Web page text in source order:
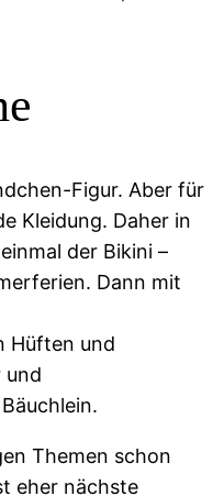
Figur. Aber für
Kleidung. Daher in
der Bikini –
Dann mit
Hüften und
und
Themen schon
eher nächste